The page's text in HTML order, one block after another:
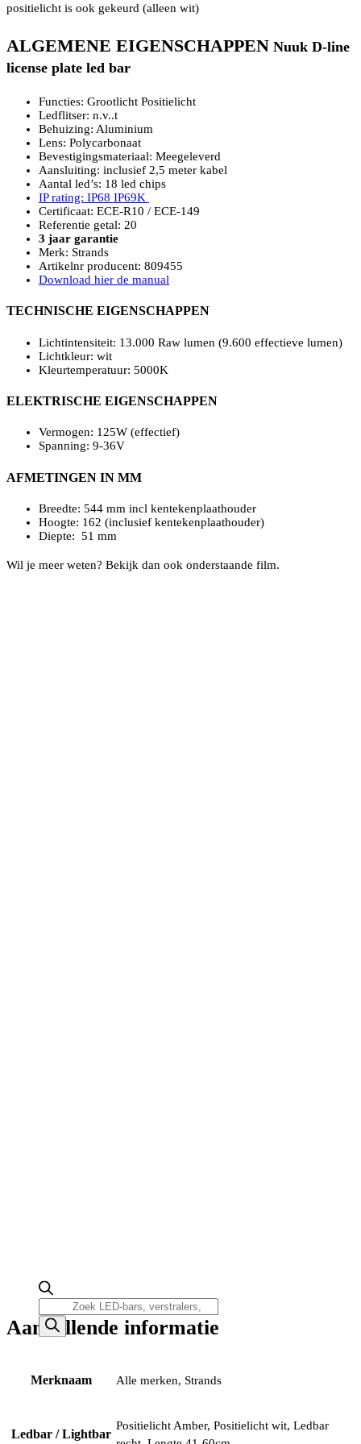
Producten
zoeken
positielicht is ook gekeurd (alleen wit)
ALGEMENE EIGENSCHAPPEN Nuuk D-line
license plate led bar
Functies: Grootlicht Positielicht
Ledflitser: n.v..t
Behuizing: Aluminium
Lens: Polycarbonaat
Bevestigingsmateriaal: Meegeleverd
Aansluiting: inclusief 2,5 meter kabel
Aantal led’s: 18 led chips
IP rating: IP68 IP69K
Certificaat: ECE-R10 / ECE-149
Referentie getal: 20
3 jaar garantie
Merk: Strands
Artikelnr producent: 809455
Download hier de manual
TECHNISCHE EIGENSCHAPPEN
Lichtintensiteit: 13.000 Raw lumen (9.600 effectieve lumen)
Lichtkleur: wit
Kleurtemperatuur: 5000K
ELEKTRISCHE EIGENSCHAPPEN
Vermogen: 125W (effectief)
Spanning: 9-36V
AFMETINGEN IN MM
Breedte: 544 mm incl kentekenplaathouder
Hoogte: 162 (inclusief kentekenplaathouder)
Diepte: 51 mm
Wil je meer weten? Bekijk dan ook onderstaande film.
Aanvullende informatie
Merknaam Alle merken, Strands
Ledbar / Lightbar
Positielicht Amber, Positielicht wit, Ledbar